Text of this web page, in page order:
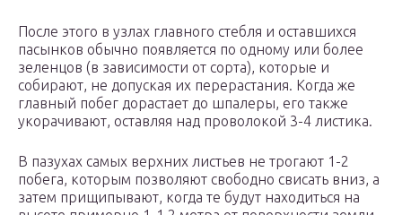
После этого в узлах главного стебля и оставшихся
пасынков обычно появляется по одному или более
зеленцов (в зависимости от сорта), которые и
собирают, не допуская их перерастания. Когда же
главный побег дорастает до шпалеры, его также
укорачивают, оставляя над проволокой 3-4 листика.
В пазухах самых верхних листьев не трогают 1-2
побега, которым позволяют свободно свисать вниз, а
затем прищипывают, когда те будут находиться на